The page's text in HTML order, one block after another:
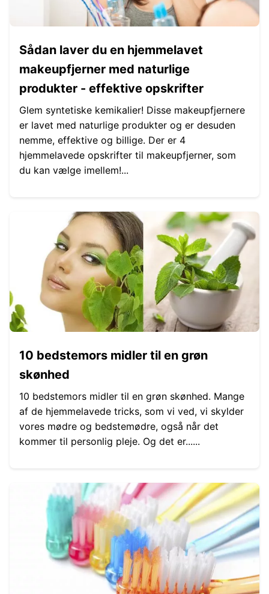
Sådan laver du en hjemmelavet
makeupfjerner med naturlige
produkter - effektive opskrifter
Glem syntetiske kemikalier! Disse makeupfjernere
er lavet med naturlige produkter og er desuden
nemme, effektive og billige. Der er 4
hjemmelavede opskrifter til makeupfjerner, som
du kan vælge imellem!...
10 bedstemors midler til en grøn
skønhed
10 bedstemors midler til en grøn skønhed. Mange
af de hjemmelavede tricks, som vi ved, vi skylder
vores mødre og bedstemødre, også når det
kommer til personlig pleje. Og det er......